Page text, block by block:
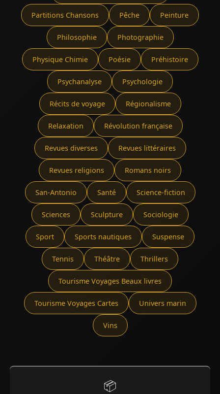
Partitions Chansons Pêche Peinture
Philosophie Photographie
Physique Chimie Poésie Préhistoire
Psychanalyse Psychologie
Récits de voyage Régionalisme
Relaxation Révolution française
Revues diverses Revues littéraires
Revues religions Romans noirs
San-Antonio Santé Science-fiction
Sciences Sculpture Sociologie
Sport Sports nautiques Suspense
Tennis Théâtre Thrillers
Tourisme Voyages Beaux livres
Tourisme Voyages Cartes Univers marin
Vins
📦